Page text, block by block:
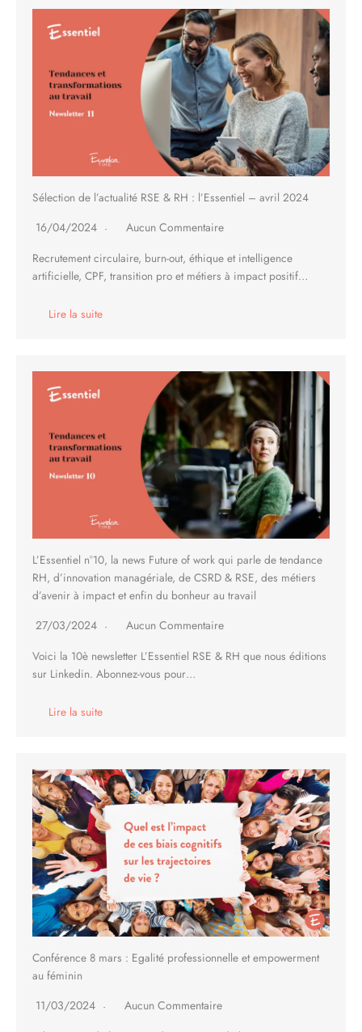
Sélection de l’actualité RSE & RH : l’Essentiel – avril 2024
16/04/2024
Aucun Commentaire
Recrutement circulaire, burn-out, éthique et intelligence
artificielle, CPF, transition pro et métiers à impact positif…
Lire la suite
L’Essentiel n°10, la news Future of work qui parle de tendance
RH, d’innovation managériale, de CSRD & RSE, des métiers
d’avenir à impact et enfin du bonheur au travail
27/03/2024
Aucun Commentaire
Voici la 10è newsletter L’Essentiel RSE & RH que nous éditions
sur Linkedin. Abonnez-vous pour…
Lire la suite
Conférence 8 mars : Egalité professionnelle et empowerment
au féminin
11/03/2024
Aucun Commentaire